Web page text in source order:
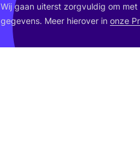
Wij gaan uiterst zorg­vul­dig om met
gege­vens. Meer hier­over in onze